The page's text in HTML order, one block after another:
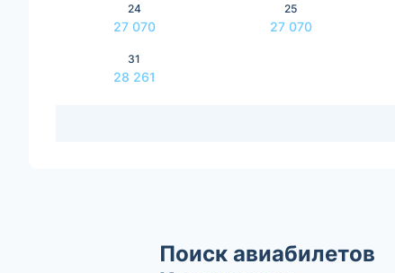
24
27 070
25
27 070
31
28 261
Поиск авиабилетов